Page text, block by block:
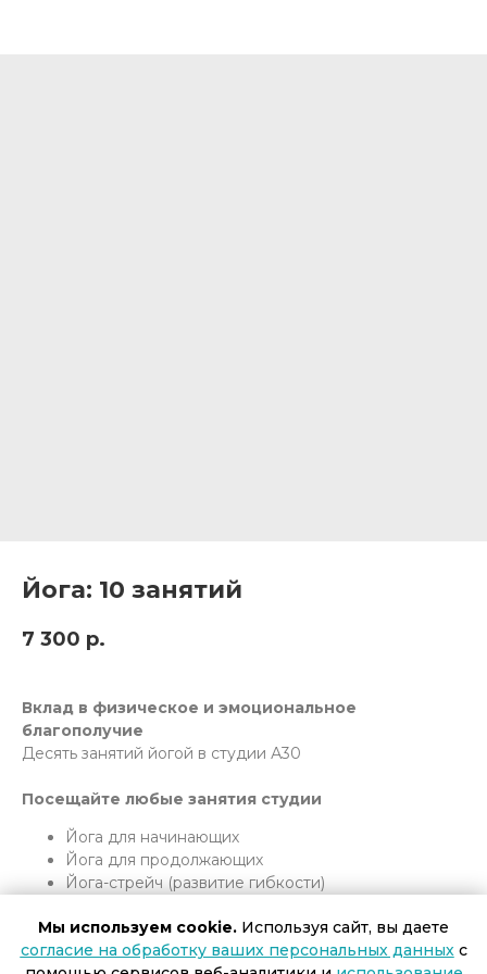
Мы используем cookie. Используя сайт, вы даете
согласие на обработку ваших персональных данныхс
Йога: 10 занятий
7 300 р.
Вклад в физическое и эмоциональное
благополучие
Десять занятий йогой в студии А30
Посещайте любые занятия студии
Йога для начинающих
Йога для продолжающих
Йога-стрейч (развитие гибкости)
Занятие длится 60 минут. Подходит для любого